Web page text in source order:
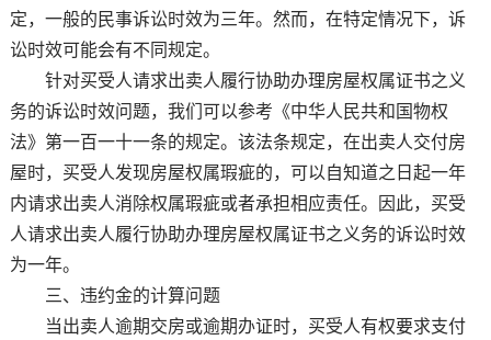
定，一般的民事诉讼时效为三年。然而，在特定情况下，诉
讼时效可能会有不同规定。
针对买受人请求出卖人履行协助办理房屋权属证书之义
务的诉讼时效问题，我们可以参考《中华人民共和国物权
法》第一百一十一条的规定。该法条规定，在出卖人交付房
屋时，买受人发现房屋权属瑕疵的，可以自知道之日起一年
内请求出卖人消除权属瑕疵或者承担相应责任。因此，买受
人请求出卖人履行协助办理房屋权属证书之义务的诉讼时效
为一年。
三、违约金的计算问题
当出卖人逾期交房或逾期办证时，买受人有权要求支付